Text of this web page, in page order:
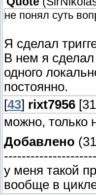
не понял суть
Я сделал
В нем я
одного
постоянно.
[43] rixt7956
можно, только
Добавлено
у меня такой
вообще в